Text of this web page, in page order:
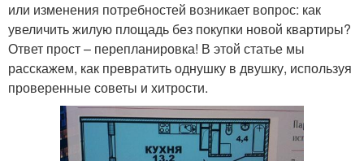
или изменения потребностей возникает вопрос: как
увеличить жилую площадь без покупки новой квартиры?
Ответ прост – перепланировка! В этой статье мы
расскажем, как превратить однушку в двушку, используя
проверенные советы и хитрости.